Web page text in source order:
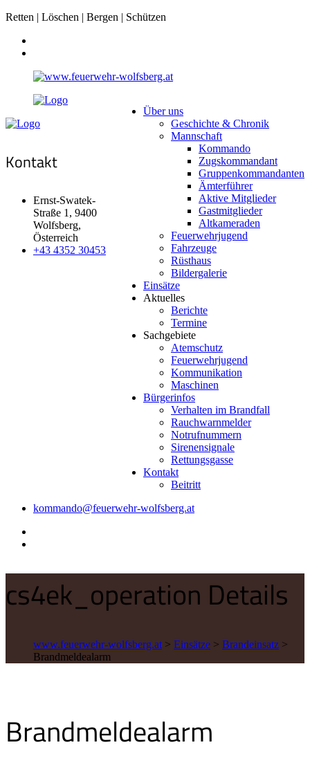
Retten | Löschen | Bergen | Schützen
Über uns
Geschichte & Chronik
Mannschaft
Kommando
Zugskommandant
Gruppenkommandanten
Ämterführer
Aktive Mitglieder
Gastmitglieder
Altkameraden
Feuerwehrjugend
Fahrzeuge
Rüsthaus
Bildergalerie
Einsätze
Aktuelles
Berichte
Termine
Sachgebiete
Atemschutz
Feuerwehrjugend
Kommunikation
Maschinen
Bürgerinfos
Verhalten im Brandfall
Rauchwarnmelder
Notrufnummern
Sirenensignale
Rettungsgasse
Kontakt
Beitritt
Kontakt
Ernst-Swatek-
Straße 1, 9400
Wolfsberg,
Österreich
+43 4352 30453
kommando@feuerwehr-wolfsberg.at
cs4ek_operation Details
www.feuerwehr-wolfsberg.at > Einsätze > Brandeinsatz >
Brandmeldealarm
Brandmeldealarm